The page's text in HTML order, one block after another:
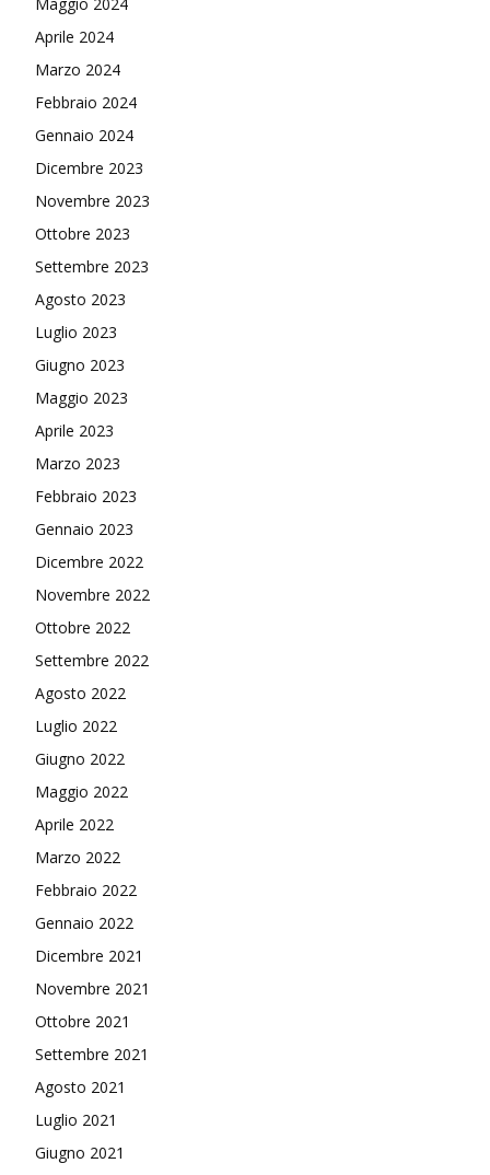
Aprile 2024
Marzo 2024
Febbraio 2024
Gennaio 2024
Dicembre 2023
Novembre 2023
Ottobre 2023
Settembre 2023
Agosto 2023
Luglio 2023
Giugno 2023
Maggio 2023
Aprile 2023
Marzo 2023
Febbraio 2023
Gennaio 2023
Dicembre 2022
Novembre 2022
Ottobre 2022
Settembre 2022
Agosto 2022
Luglio 2022
Giugno 2022
Maggio 2022
Aprile 2022
Marzo 2022
Febbraio 2022
Gennaio 2022
Dicembre 2021
Novembre 2021
Ottobre 2021
Settembre 2021
Agosto 2021
Luglio 2021
Giugno 2021